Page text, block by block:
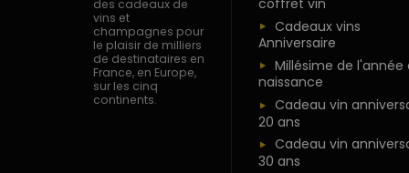
des cadeaux de
vins et
champagnes pour
le plaisir de milliers
de destinataires en
France, en Europe,
sur les cinq
continents.
coffret vin
Cadeaux vins
Anniversaire
Millésime de l'année
naissance
Cadeau vin
20 ans
Cadeau vin
30 ans